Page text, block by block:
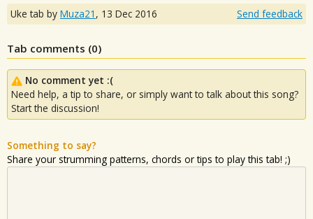
Uke tab by Muza21 , 13 Dec 2016 Send feedback
Tab comments (0)
No comment yet :(
Need help, a tip to share, or simply want to talk about this song?
Start the discussion!
Something to say?
Share your strumming patterns, chords or tips to play this tab! ;)